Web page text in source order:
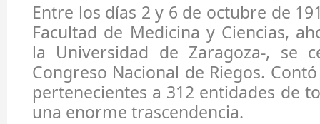
Entre los días 2 y 6 de octubre de
Facultad de Medicina y Ciencias,
la Universidad de Zaragoza-, se
Congreso Nacional de Riegos.
pertenecientes a 312 entidades de
una enorme trascendencia.